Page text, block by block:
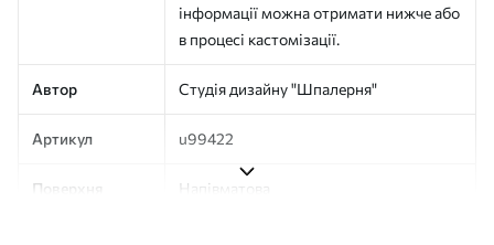
інформації можна отримати нижче або
в процесі кастомізації.
Автор Студія дизайну "Шпалерня"
Артикул u99422
Поверхня Напівматова